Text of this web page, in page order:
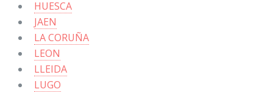
HUESCA
JAEN
LA CORUÑA
LEON
LLEIDA
LUGO